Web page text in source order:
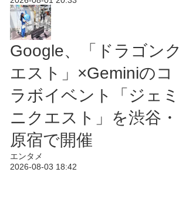
Google、「ドラゴンク
エスト」×Geminiのコ
ラボイベント「ジェミ
ニクエスト」を渋谷・
原宿で開催
エンタメ
2026-08-03 18:42